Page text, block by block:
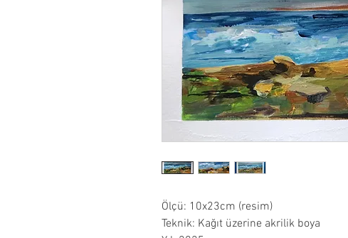
Ölçü: 10x23cm (resim)
Teknik: Kağıt üzerine akrilik boya